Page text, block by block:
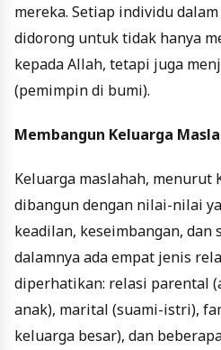
mereka. Setiap individu
didorong untuk tidak hanya
kepada Allah, tetapi juga
(pemimpin di bumi).
Membangun Keluarga
Keluarga maslahah, menurut
dibangun dengan nilai-nilai
keadilan, keseimbangan, dan
dalamnya ada empat jenis
diperhatikan: relasi parental
anak), marital (suami-istri),
keluarga besar), dan